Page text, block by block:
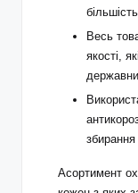
Весь
якості,
збирання
Асортимент